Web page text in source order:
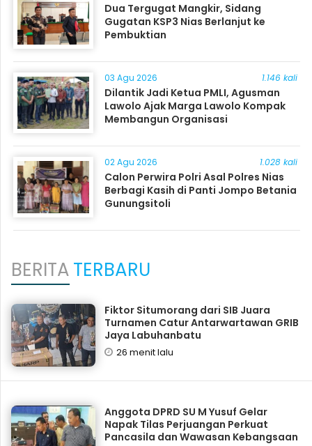
Dua Tergugat Mangkir, Sidang
Gugatan KSP3 Nias Berlanjut ke
Pembuktian
03 Agu 2026 1.146 kali
Dilantik Jadi Ketua PMLI, Agusman
Lawolo Ajak Marga Lawolo Kompak
Membangun Organisasi
02 Agu 2026 1.028 kali
Calon Perwira Polri Asal Polres Nias
Berbagi Kasih di Panti Jompo Betania
Gunungsitoli
BERITATERBARU
Fiktor Situmorang dari SIB Juara
Turnamen Catur Antarwartawan GRIB
Jaya Labuhanbatu
26 menit lalu
Anggota DPRD SU M Yusuf Gelar
Napak Tilas Perjuangan Perkuat
Pancasila dan Wawasan Kebangsaan